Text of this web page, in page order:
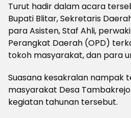
Turut hadir dalam acara
Bupati Blitar, Sekretaris
para Asisten, Staf Ahli,
Perangkat Daerah (OPD)
tokoh masyarakat, dan para
Suasana kesakralan nampak
masyarakat Desa
kegiatan tahunan tersebut.